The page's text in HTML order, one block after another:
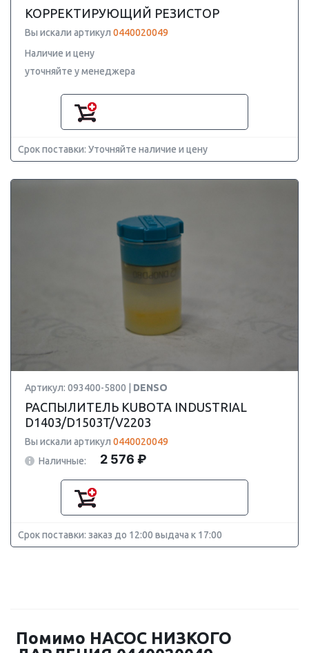
КОРРЕКТИРУЮЩИЙ РЕЗИСТОР
Вы искали артикул 0440020049
Наличие и цену
уточняйте у менеджера
Срок поставки: Уточняйте наличие и цену
Артикул: 093400-5800 | DENSO
РАСПЫЛИТЕЛЬ KUBOTA INDUSTRIAL
D1403/D1503T/V2203
Вы искали артикул 0440020049
Наличные:
2 576 ₽
Срок поставки: заказ до 12:00 выдача к 17:00
Помимо НАСОС НИЗКОГО